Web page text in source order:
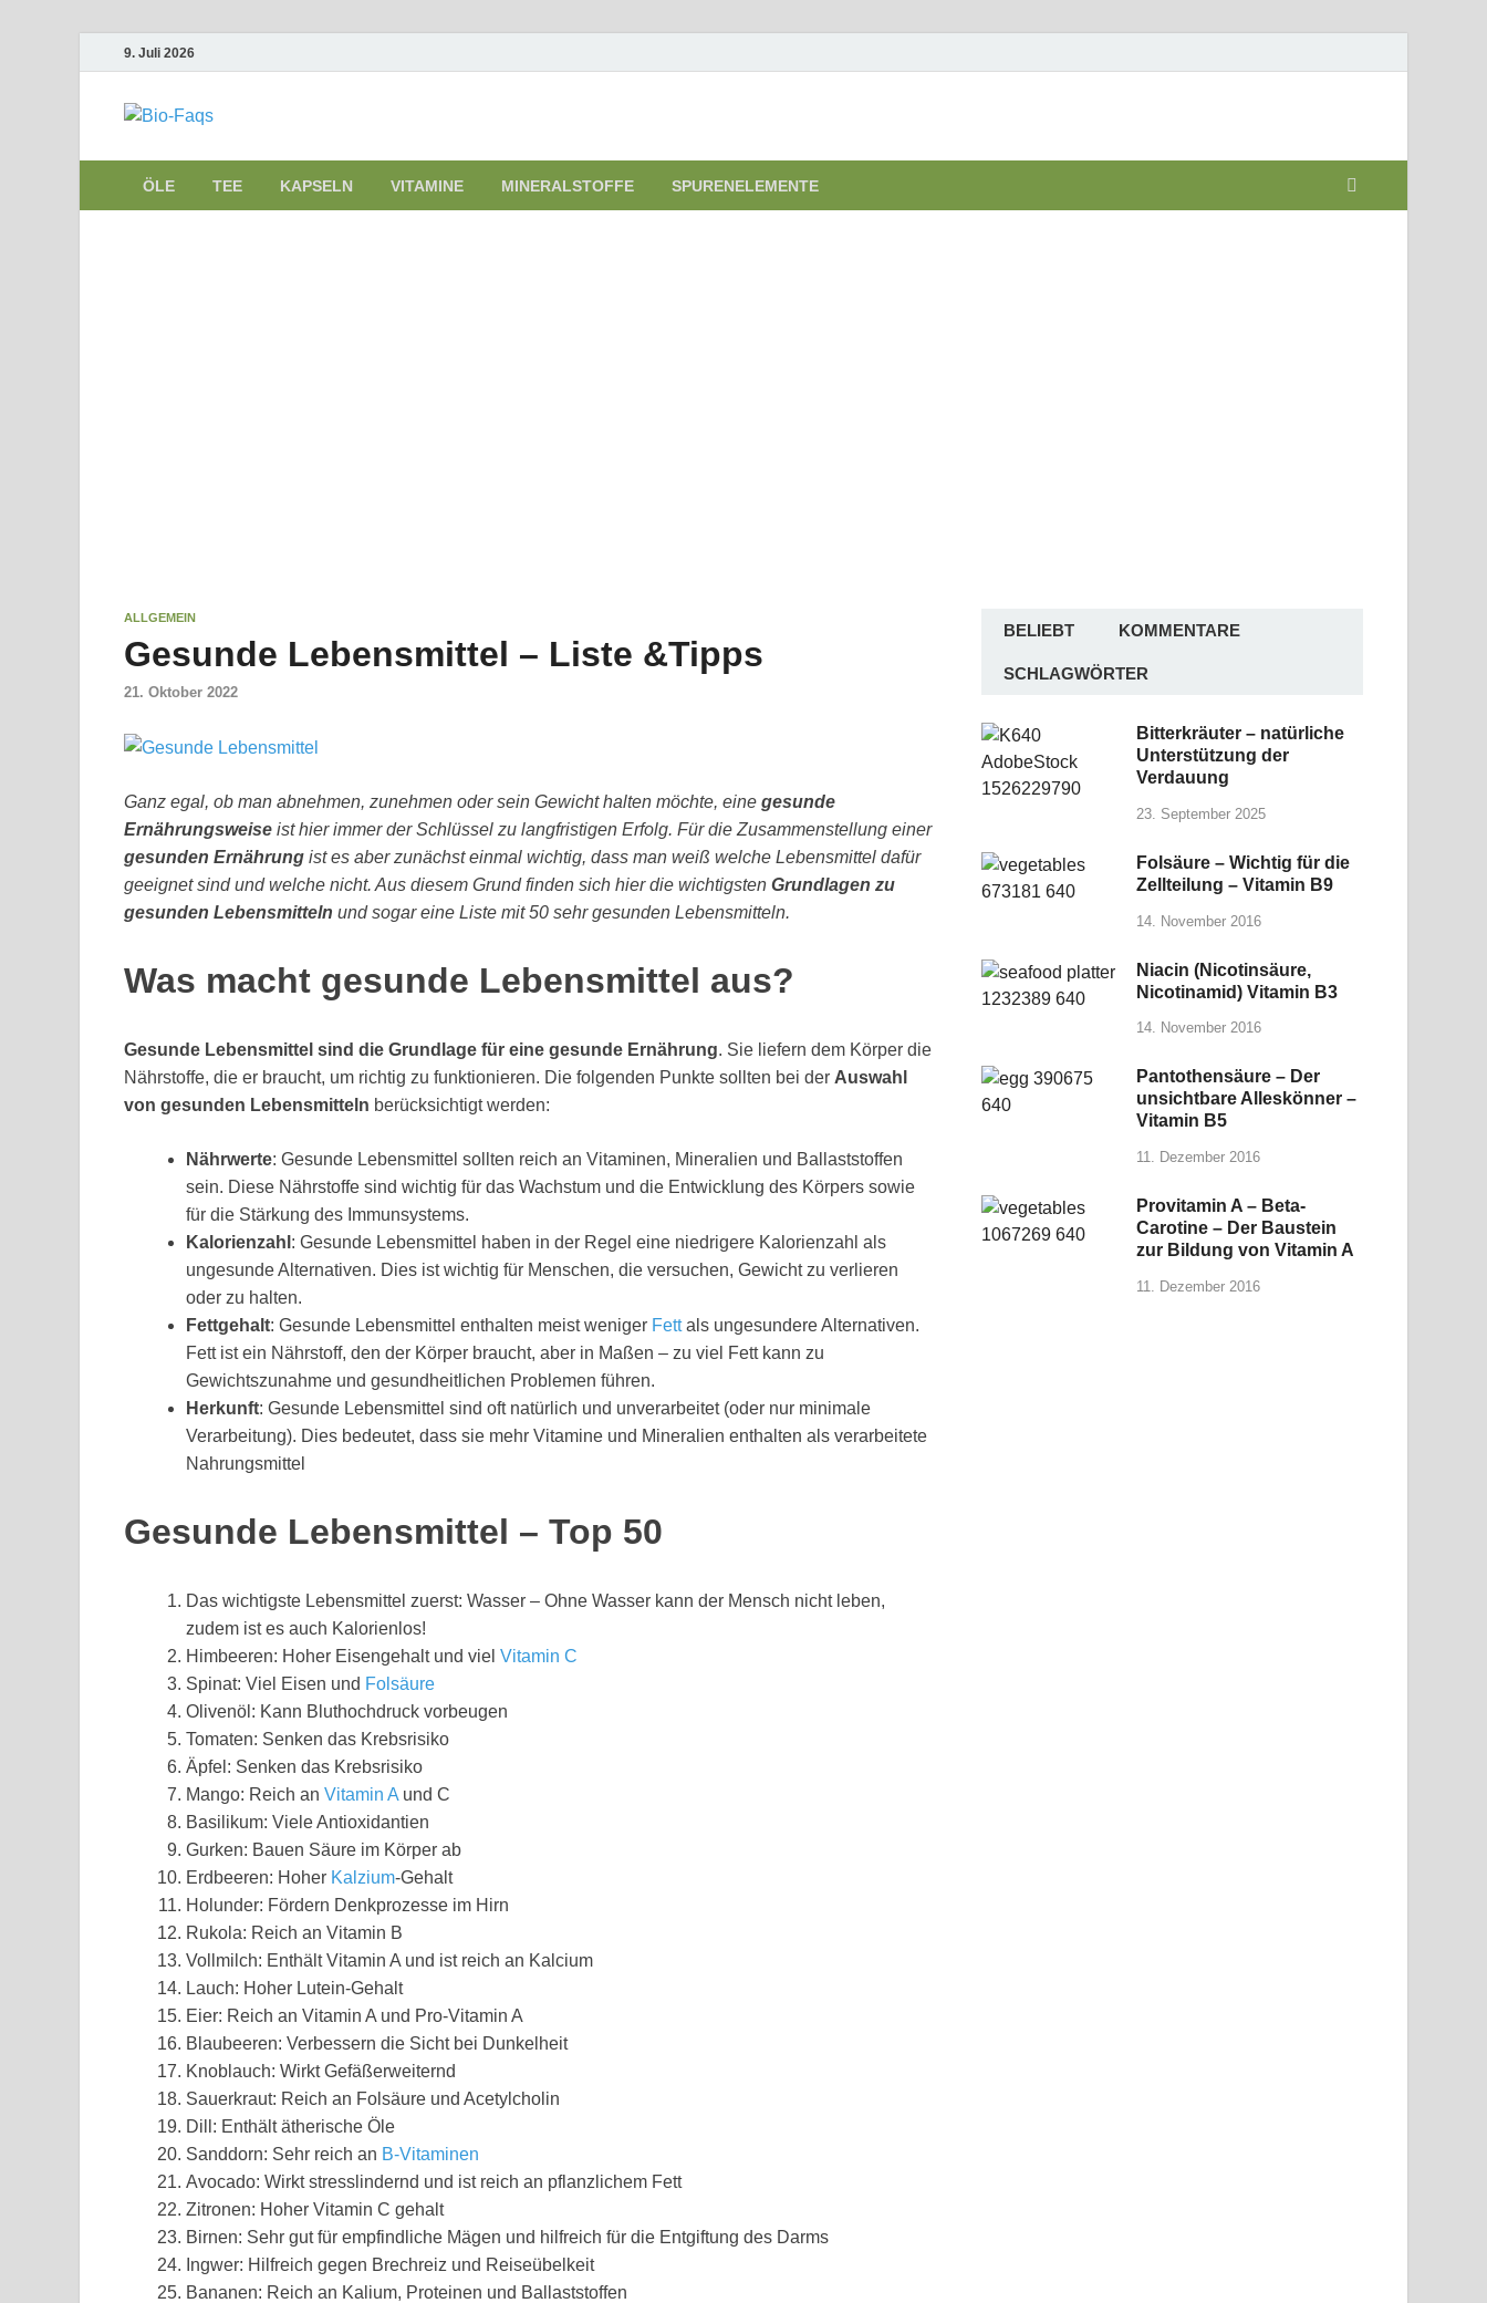
9. Juli 2026
Bio-Faqs
ÖLE TEE KAPSELN VITAMINE MINERALSTOFFE SPURENELEMENTE
ALLGEMEIN
Gesunde Lebensmittel – Liste &Tipps
21. Oktober 2022
Ganz egal, ob man abnehmen, zunehmen oder sein Gewicht halten möchte, eine gesunde
Ernährungsweise ist hier immer der Schlüssel zu langfristigen Erfolg. Für die Zusammenstellung einer
gesunden Ernährung ist es aber zunächst einmal wichtig, dass man weiß welche Lebensmittel dafür
geeignet sind und welche nicht. Aus diesem Grund finden sich hier die wichtigsten Grundlagen zu
gesunden Lebensmitteln und sogar eine Liste mit 50 sehr gesunden Lebensmitteln.
Was macht gesunde Lebensmittel aus?
Gesunde Lebensmittel sind die Grundlage für eine gesunde Ernährung. Sie liefern dem Körper die
Nährstoffe, die er braucht, um richtig zu funktionieren. Die folgenden Punkte sollten bei der Auswahl
von gesunden Lebensmitteln berücksichtigt werden:
Nährwerte: Gesunde Lebensmittel sollten reich an Vitaminen, Mineralien und Ballaststoffen
sein. Diese Nährstoffe sind wichtig für das Wachstum und die Entwicklung des Körpers sowie
für die Stärkung des Immunsystems.
Kalorienzahl : Gesunde Lebensmittel haben in der Regel eine niedrigere Kalorienzahl als
ungesunde Alternativen. Dies ist wichtig für Menschen, die versuchen, Gewicht zu verlieren
oder zu halten.
Fettgehalt: Gesunde Lebensmittel enthalten meist weniger Fettals ungesundere Alternativen.
Fett ist ein Nährstoff, den der Körper braucht, aber in Maßen – zu viel Fett kann zu
Gewichtszunahme und gesundheitlichen Problemen führen.
Herkunft: Gesunde Lebensmittel sind oft natürlich und unverarbeitet (oder nur minimale
Verarbeitung). Dies bedeutet, dass sie mehr Vitamine und Mineralien enthalten als verarbeitete
Nahrungsmittel
Gesunde Lebensmittel – Top 50
Das wichtigste Lebensmittel zuerst: Wasser – Ohne Wasser kann der Mensch nicht leben,
zudem ist es auch Kalorienlos!
Himbeeren: Hoher Eisengehalt und viel Vitamin C
Spinat: Viel Eisen und Folsäure
Olivenöl: Kann Bluthochdruck vorbeugen
Tomaten: Senken das Krebsrisiko
Äpfel: Senken das Krebsrisiko
Mango: Reich an Vitamin A und C
Basilikum: Viele Antioxidantien
Gurken: Bauen Säure im Körper ab
Erdbeeren: Hoher Kalzium-Gehalt
Holunder: Fördern Denkprozesse im Hirn
Rukola: Reich an Vitamin B
Vollmilch: Enthält Vitamin A und ist reich an Kalcium
Lauch: Hoher Lutein-Gehalt
Eier: Reich an Vitamin A und Pro-Vitamin A
Blaubeeren: Verbessern die Sicht bei Dunkelheit
Knoblauch: Wirkt Gefäßerweiternd
Sauerkraut: Reich an Folsäure und Acetylcholin
Dill: Enthält ätherische Öle
Sanddorn: Sehr reich an B-Vitaminen
Avocado: Wirkt stresslindernd und ist reich an pflanzlichem Fett
Zitronen: Hoher Vitamin C gehalt
Birnen: Sehr gut für empfindliche Mägen und hilfreich für die Entgiftung des Darms
Ingwer: Hilfreich gegen Brechreiz und Reiseübelkeit
Bananen: Reich an Kalium, Proteinen und Ballaststoffen
BELIEBT KOMMENTARE
SCHLAGWÖRTER
Bitterkräuter – natürliche
Unterstützung der
Verdauung
23. September 2025
Folsäure – Wichtig für die
Zellteilung – Vitamin B9
14. November 2016
Niacin (Nicotinsäure,
Nicotinamid) Vitamin B3
14. November 2016
Pantothensäure – Der
unsichtbare Alleskönner –
Vitamin B5
11. Dezember 2016
Provitamin A – Beta-
Carotine – Der Baustein
zur Bildung von Vitamin A
11. Dezember 2016